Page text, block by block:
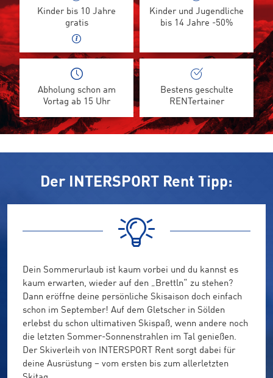
Kinder bis 10 Jahre
gratis
Kinder und Jugendliche
bis 14 Jahre -50%
Abholung schon am
Vortag ab 15 Uhr
Bestens geschulte
RENTertainer
Der INTERSPORT Rent Tipp:
Dein Sommerurlaub ist kaum vorbei und du kannst es
kaum erwarten, wieder auf den „Brettln“ zu stehen?
Dann eröffne deine persönliche Skisaison doch einfach
schon im September! Auf dem Gletscher in Sölden
erlebst du schon ultimativen Skispaß, wenn andere noch
die letzten Sommer-Sonnenstrahlen im Tal genießen.
Der Skiverleih von INTERSPORT Rent sorgt dabei für
deine Ausrüstung – vom ersten bis zum allerletzten